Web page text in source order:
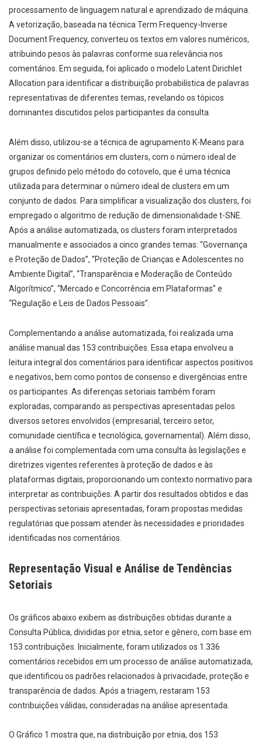
processamento de linguagem natural e aprendizado de máquina.
A vetorização, baseada na técnica Term Frequency-Inverse
Document Frequency, converteu os textos em valores numéricos,
atribuindo pesos às palavras conforme sua relevância nos
comentários. Em seguida, foi aplicado o modelo Latent Dirichlet
Allocation para identificar a distribuição probabilística de palavras
representativas de diferentes temas, revelando os tópicos
dominantes discutidos pelos participantes da consulta.
Além disso, utilizou-se a técnica de agrupamento K-Means para
organizar os comentários em clusters, com o número ideal de
grupos definido pelo método do cotovelo, que é uma técnica
utilizada para determinar o número ideal de clusters em um
conjunto de dados. Para simplificar a visualização dos clusters, foi
empregado o algoritmo de redução de dimensionalidade t-SNE.
Após a análise automatizada, os clusters foram interpretados
manualmente e associados a cinco grandes temas: “Governança
e Proteção de Dados”, “Proteção de Crianças e Adolescentes no
Ambiente Digital”, “Transparência e Moderação de Conteúdo
Algorítmico”, “Mercado e Concorrência em Plataformas” e
“Regulação e Leis de Dados Pessoais”.
Complementando a análise automatizada, foi realizada uma
análise manual das 153 contribuições. Essa etapa envolveu a
leitura integral dos comentários para identificar aspectos positivos
e negativos, bem como pontos de consenso e divergências entre
os participantes. As diferenças setoriais também foram
exploradas, comparando as perspectivas apresentadas pelos
diversos setores envolvidos (empresarial, terceiro setor,
comunidade científica e tecnológica, governamental). Além disso,
a análise foi complementada com uma consulta às legislações e
diretrizes vigentes referentes à proteção de dados e às
plataformas digitais, proporcionando um contexto normativo para
interpretar as contribuições. A partir dos resultados obtidos e das
perspectivas setoriais apresentadas, foram propostas medidas
regulatórias que possam atender às necessidades e prioridades
identificadas nos comentários.
Representação Visual e Análise de Tendências
Setoriais
Os gráficos abaixo exibem as distribuições obtidas durante a
Consulta Pública, divididas por etnia, setor e gênero, com base em
153 contribuições. Inicialmente, foram utilizados os 1.336
comentários recebidos em um processo de análise automatizada,
que identificou os padrões relacionados à privacidade, proteção e
transparência de dados. Após a triagem, restaram 153
contribuições válidas, consideradas na análise apresentada.
O Gráfico 1 mostra que, na distribuição por etnia, dos 153